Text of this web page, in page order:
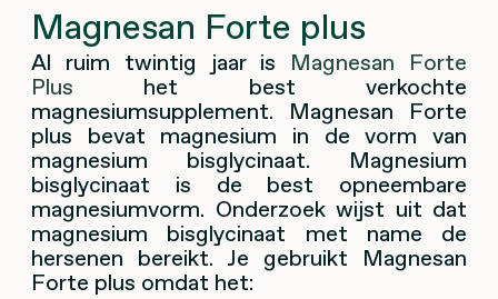
Magnesan Forte plus
Al ruim twintig jaar is Magnesan Forte
Plus het best verkochte
magnesiumsupplement. Magnesan Forte
plus bevat magnesium in de vorm van
magnesium bisglycinaat. Magnesium
bisglycinaat is de best opneembare
magnesiumvorm. Onderzoek wijst uit dat
magnesium bisglycinaat met name de
hersenen bereikt. Je gebruikt Magnesan
Forte plus omdat het: